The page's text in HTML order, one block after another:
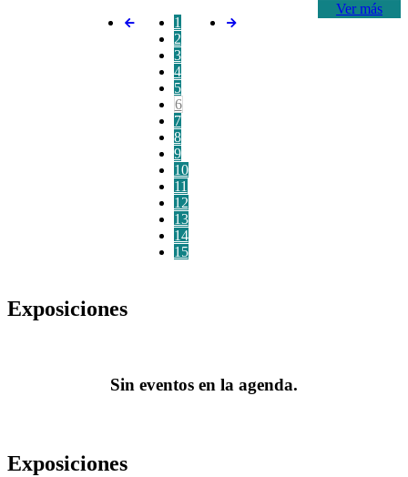
Ver más
1
2
3
4
5
6
7
8
9
10
11
12
13
14
15
Exposiciones
Sin eventos en la agenda.
Exposiciones